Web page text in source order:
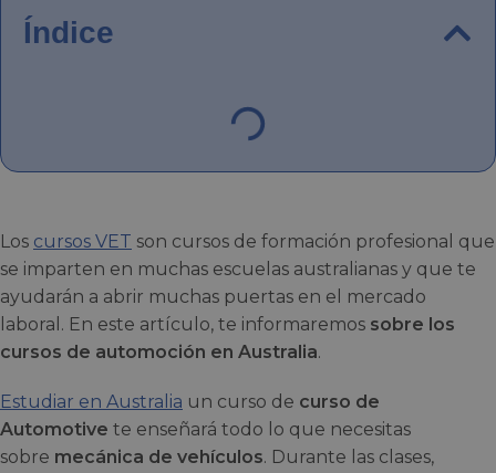
Índice
Los cursos VET son cursos de formación profesional que
se imparten en muchas escuelas australianas y que te
ayudarán a abrir muchas puertas en el mercado
laboral. En este artículo, te informaremos sobre los
cursos de automoción en Australia.
Estudiar en Australia un curso de curso de
Automotive te enseñará todo lo que necesitas
sobre mecánica de vehículos. Durante las clases,